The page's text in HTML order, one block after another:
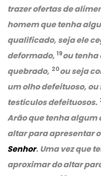
trazer ofertas de
homem que tenha
qualificado, seja ele
deformado,19ou tenha
quebrado, 20ou seja
um olho defeituoso,
testículos defeituosos.
Arão que tenha algum
altar para apresentar
Senhor. Uma vez que
aproximar do altar